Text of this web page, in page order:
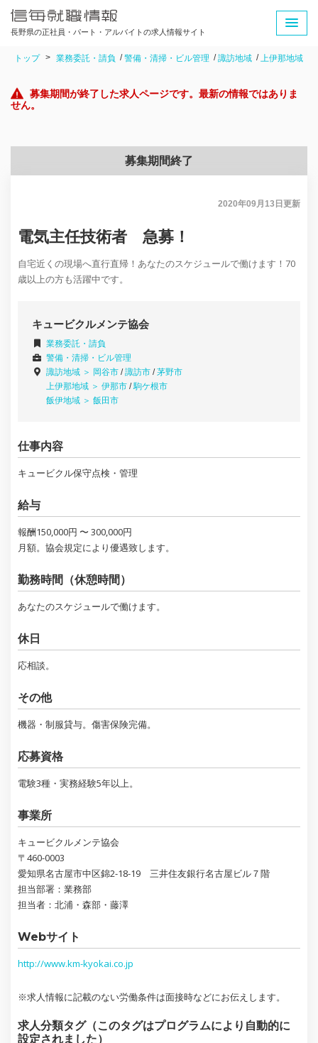
長野県の正社員・パート・アルバイトの求人情報サイト
トップ 業務委託・請負 警備・清掃・ビル管理 諏訪地域 上伊那地域
募集期間が終了した求人ページです。最新の情報ではありま
せん。
募集期間終了
2020年09月13日 更新
電気主任技術者 急募！
自宅近くの現場へ直行直帰！あなたのスケジュールで働けます！70
歳以上の方も活躍中です。
キュービクルメンテ協会
業務委託・請負
警備・清掃・ビル管理
諏訪地域 ＞ 岡谷市 /諏訪市 /茅野市
上伊那地域 ＞ 伊那市 /駒ケ根市
飯伊地域 ＞ 飯田市
仕事内容
キュービクル保守点検・管理
給与
報酬150,000円 〜 300,000円
月額。協会規定により優遇致します。
勤務時間（休憩時間）
あなたのスケジュールで働けます。
休日
応相談。
その他
機器・制服貸与。傷害保険完備。
応募資格
電験3種・実務経験5年以上。
事業所
キュービクルメンテ協会
〒460-0003
愛知県名古屋市中区錦2-18-19 三井住友銀行名古屋ビル７階
担当部署：業務部
担当者：北浦・森部・藤澤
Webサイト
http://www.km-kyokai.co.jp
※求人情報に記載のない労働条件は面接時などにお伝えします。
求人分類タグ（このタグはプログラムにより自動的に
設定されました）